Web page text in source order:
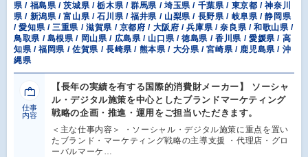
県 / 福島県 / 茨城県 / 栃木県 / 群馬県 / 埼玉県 / 千葉県 / 東京都 / 神奈川
県 / 新潟県 / 富山県 / 石川県 / 福井県 / 山梨県 / 長野県 / 岐阜県 / 静岡県
/ 愛知県 / 三重県 / 滋賀県 / 京都府 / 大阪府 / 兵庫県 / 奈良県 / 和歌山県 /
鳥取県 / 島根県 / 岡山県 / 広島県 / 山口県 / 徳島県 / 香川県 / 愛媛県 / 高
知県 / 福岡県 / 佐賀県 / 長崎県 / 熊本県 / 大分県 / 宮崎県 / 鹿児島県 / 沖
縄県
仕事
内容
【長年の実績を有する国際的消費財メーカー】 ソーシャ
ル・デジタル施策を中心としたブランドマーケティング
戦略の企画・推進・運用をご担当いただきます。
＜主な仕事内容＞ ・ソーシャル・デジタル施策に重点を置い
たブランド・マーケティング戦略の主導支援 ・代理店・グロ
ーバルマーケ…